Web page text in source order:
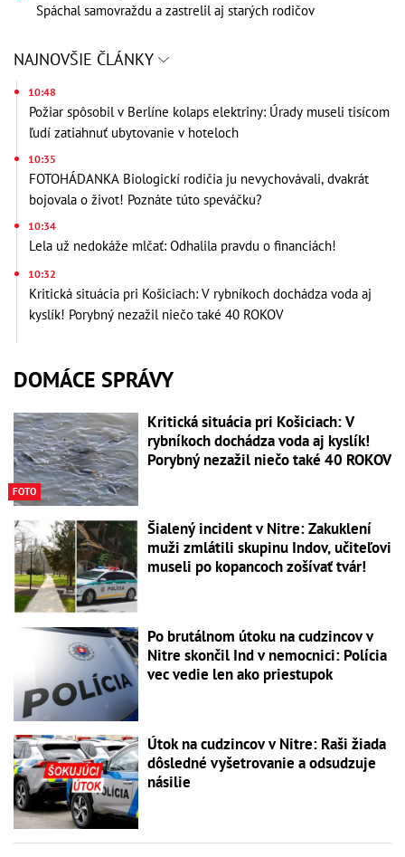
Spáchal samovraždu a zastrelil aj starých rodičov
NAJNOVŠIE ČLÁNKY
10:48
Požiar spôsobil v Berlíne kolaps elektriny: Úrady museli tisícom
ľudí zatiahnuť ubytovanie v hoteloch
10:35
FOTOHÁDANKA Biologickí rodičia ju nevychovávali, dvakrát
bojovala o život! Poznáte túto speváčku?
10:34
Lela už nedokáže mlčať: Odhalila pravdu o financiách!
10:32
Kritická situácia pri Košiciach: V rybníkoch dochádza voda aj
kyslík! Porybný nezažil niečo také 40 ROKOV
DOMÁCE SPRÁVY
FOTO
Kritická situácia pri Košiciach: V
rybníkoch dochádza voda aj kyslík!
Porybný nezažil niečo také 40 ROKOV
Šialený incident v Nitre: Zakuklení
muži zmlátili skupinu Indov, učiteľovi
museli po kopancoch zošívať tvár!
Po brutálnom útoku na cudzincov v
Nitre skončil Ind v nemocnici: Polícia
vec vedie len ako priestupok
Útok na cudzincov v Nitre: Raši žiada
dôsledné vyšetrovanie a odsudzuje
násilie